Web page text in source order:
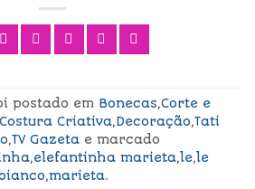
postado em Bonecas,Corte e
Costura Criativa,Decoração,Tati
,TV Gazetae marcado
,elefantinha marieta,le,le
,marieta.